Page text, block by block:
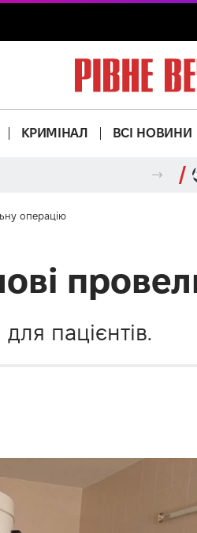
КРИМІНАЛ ВСІ НОВИНИ
операцію
пацієнтів.